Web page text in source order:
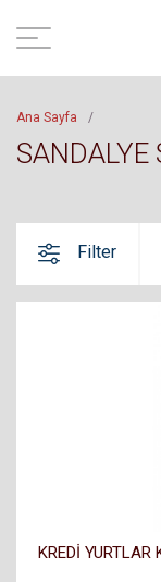
Ana Sayfa /
SANDALYE
Filter
KREDİ YURTLAR